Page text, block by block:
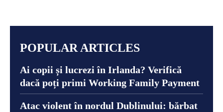
POPULAR ARTICLES
Ai copii și lucrezi în Irlanda? Verifică
dacă poți primi Working Family Payment
Atac violent în nordul Dublinului: bărbat